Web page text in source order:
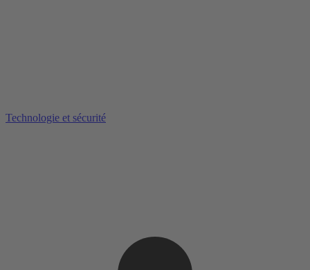
Technologie et sécurité